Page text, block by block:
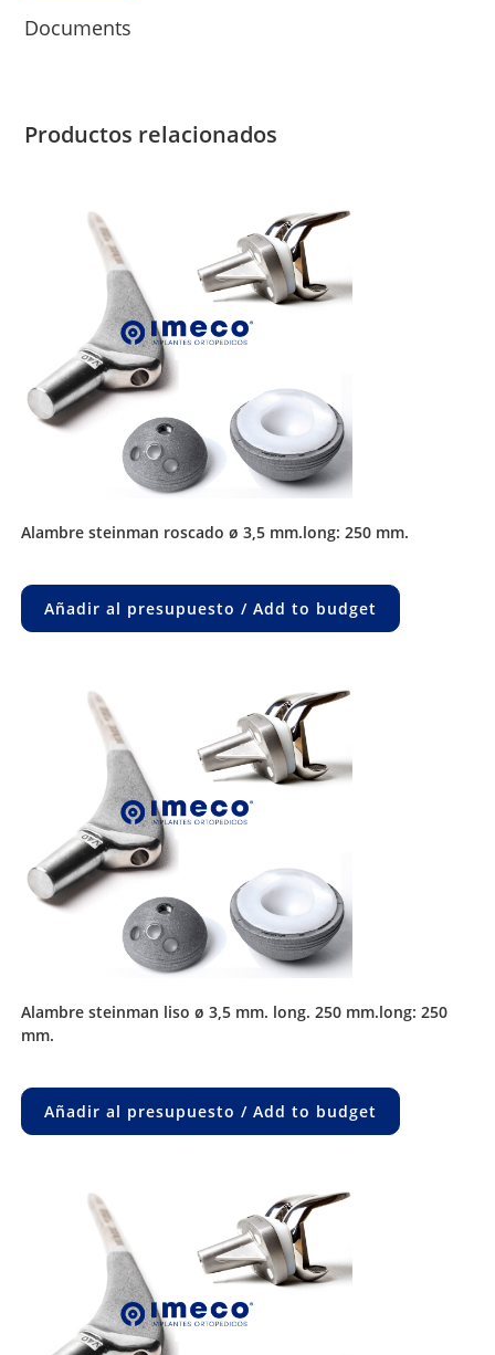
CLAVO
5
Documents
Productos relacionados
alambre steinman roscado ø 3,5 mm.long: 250 mm.
Añadir al presupuesto / Add to budget
alambre steinman liso ø 3,5 mm. long. 250 mm.long: 250
mm.
Añadir al presupuesto / Add to budget